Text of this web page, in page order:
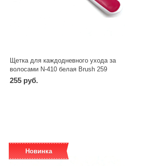
Щетка для каждодневного ухода за
волосами N-410 белая Brush 259
255 руб.
Новинка